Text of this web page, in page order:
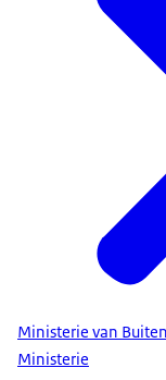
Ministerie van
Ministerie